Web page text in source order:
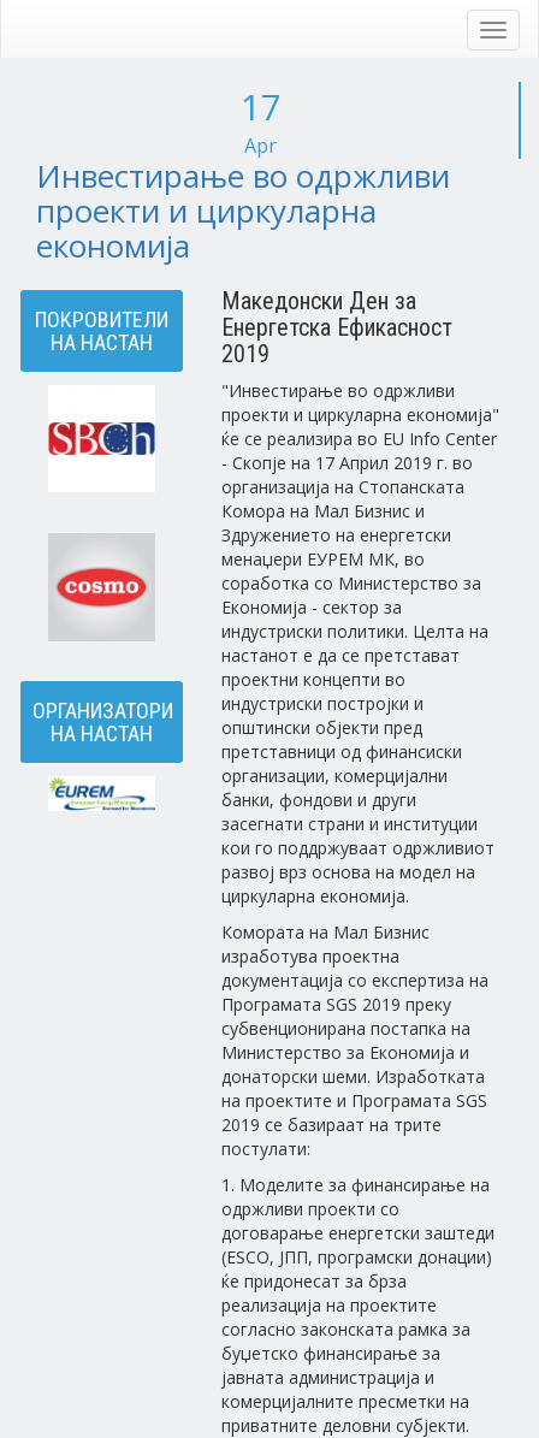
17
Apr
Инвестирање во одржливи
проекти и циркуларна
економија
ПОКРОВИТЕЛИ
НА НАСТАН
ОРГАНИЗАТОРИ
НА НАСТАН
Македонски Ден за
Енергетска Ефикасност
2019
"Инвестирање во одржливи
проекти и циркуларна економија"
ќе се реализира во EU Info Center
- Скопје на 17 Април 2019 г. во
организација на Стопанската
Комора на Мал Бизнис и
Здружението на енергетски
менаџери ЕУРЕМ МК, во
соработка со Министерство за
Економија - сектор за
индустриски политики. Целта на
настанот е да се претстават
проектни концепти во
индустриски постројки и
општински објекти пред
претставници од финансиски
организации, комерцијални
банки, фондови и други
засегнати страни и институции
кои го поддржуваат одржливиот
развој врз основа на модел на
циркуларна економија.
Комората на Мал Бизнис
изработува проектна
документација со експертиза на
Програмата SGS 2019 преку
субвенционирана постапка на
Министерство за Економија и
донаторски шеми. Изработката
на проектите и Програмата SGS
2019 се базираат на трите
постулати:
1. Моделите за финансирање на
одржливи проекти со
договарање енергетски заштеди
(ESCO, ЈПП, програмски донации)
ќе придонесат за брза
реализација на проектите
согласно законската рамка за
буџетско финансирање за
јавната администрација и
комерцијалните пресметки на
приватните деловни субјекти.